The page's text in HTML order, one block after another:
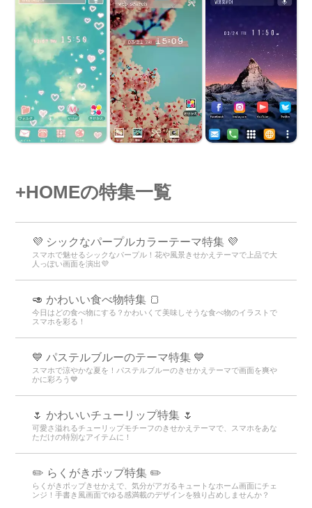
+HOMEの特集一覧
💜 シックなパープルカラーテーマ特集 💜
スマホで魅せるシックなパープル！花や風景きせかえテーマで上品で大
人っぽい画面を演出💜
🥑 かわいい食べ物特集 🍞
今日はどの食べ物にする？かわいくて美味しそうな食べ物のイラストで
スマホを彩る！
💙 パステルブルーのテーマ特集 💙
スマホで涼やかな夏を！パステルブルーのきせかえテーマで画面を爽や
かに彩ろう💙
🌷 かわいいチューリップ特集 🌷
可愛さ溢れるチューリップモチーフのきせかえテーマで、スマホをあな
ただけの特別なアイテムに！
✏️ らくがきポップ特集 ✏️
らくがきポップきせかえで、気分がアガるキュートなホーム画面にチェ
ンジ！手書き風画面でゆる感満載のデザインを独り占めしませんか？